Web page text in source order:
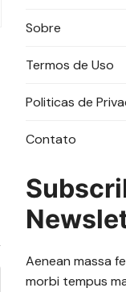
Sobre
Termos de Uso
Politicas de
Contato
Aenean massa
morbi tempus